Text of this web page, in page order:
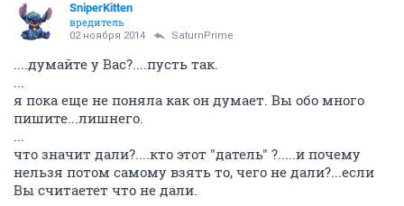
SniperKitten
вредитель
02 ноября 2014 SaturnPrime
....думайте у Вас?....пусть так.
...
я пока еще не поняла как он думает. Вы обо много
пишите...лишнего.
...
что значит дали?....кто этот "датель" ?.....и почему
нельзя потом самому взять то, чего не дали?...если
Вы считаетет что не дали.